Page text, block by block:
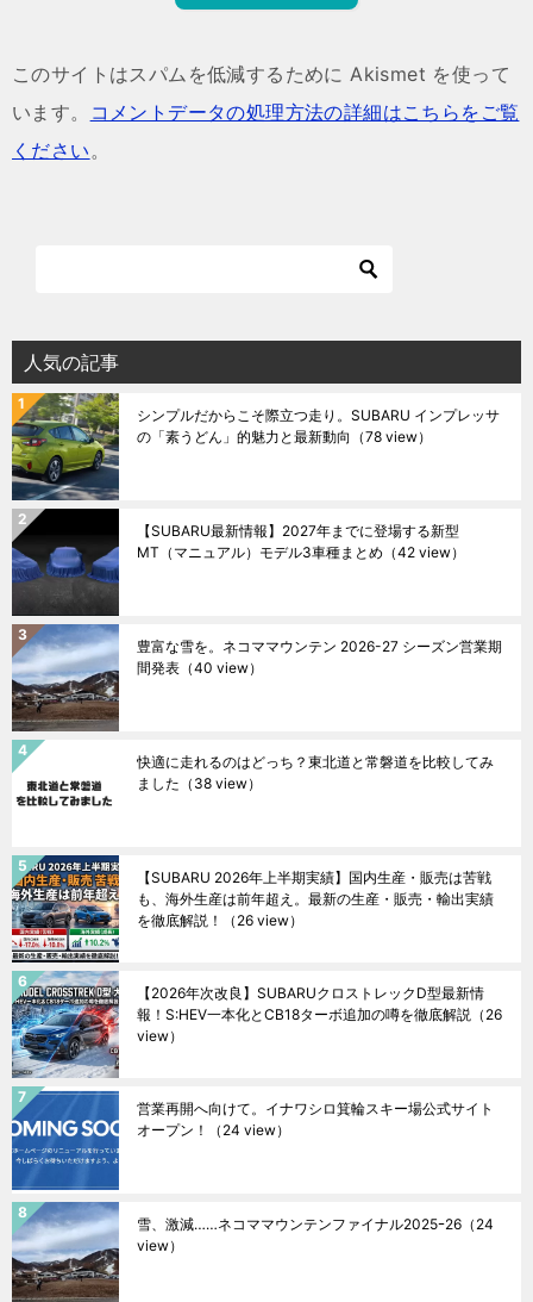
このサイトはスパムを低減するために Akismet を使って
います。
コメントデータの処理方法の詳細はこちらをご覧
ください。
人気の記事
シンプルだからこそ際立つ走り。SUBARU インプレッサ
の「素うどん」的魅力と最新動向 （78 view）
【SUBARU最新情報】2027年までに登場する新型
MT（マニュアル）モデル3車種まとめ （42 view）
豊富な雪を。ネコママウンテン 2026-27 シーズン営業期
間発表 （40 view）
快適に走れるのはどっち？東北道と常磐道を比較してみ
ました （38 view）
【SUBARU 2026年上半期実績】国内生産・販売は苦戦
も、海外生産は前年超え。最新の生産・販売・輸出実績
を徹底解説！
（26 view）
【2026年次改良】SUBARUクロストレックD型最新情
報！S:HEV一本化とCB18ターボ追加の噂を徹底解説 （26
view）
営業再開へ向けて。イナワシロ箕輪スキー場公式サイト
オープン！
（24 view）
雪、激減……ネコママウンテンファイナル2025ｰ26 （24
view）